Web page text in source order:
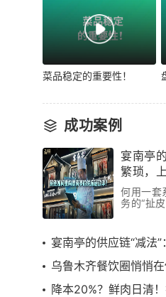
菜品稳定的重要性！
成功案例
宴南亭
繁琐，
月跑通
何用一套
务的“扯
宴南亭的供应链“减法”：砍掉繁琐，上
乌鲁木齐餐饮圈悄悄在传：这家评分4.8
降本20%？鲜肉日清！揭秘阿